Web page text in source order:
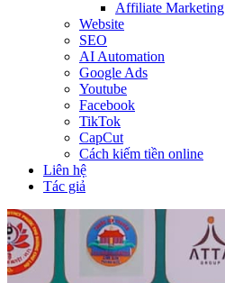
Affiliate Marketing
Website
SEO
AI Automation
Google Ads
Youtube
Facebook
TikTok
CapCut
Cách kiếm tiền online
Liên hệ
Tác giả